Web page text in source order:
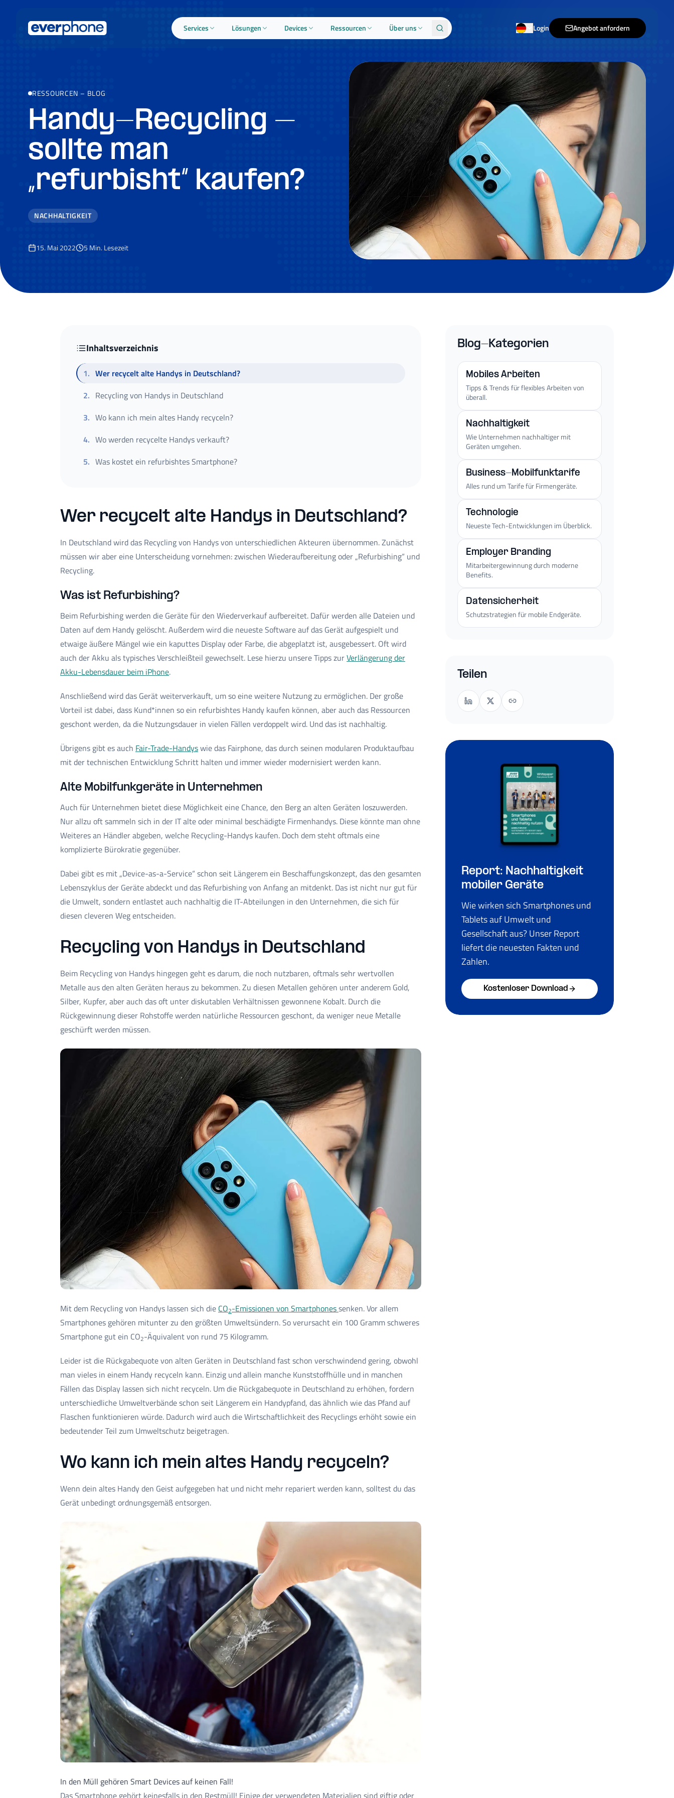
Services Lösungen Devices Ressourcen Über uns Login Angebot anfordern
RESSOURCEN – BLOG
Handy-Recycling –
sollte man
„refurbisht“ kaufen?
NACHHALTIGKEIT
15. Mai 2022 5 Min. Lesezeit
Inhaltsverzeichnis
1. Wer recycelt alte Handys in Deutschland?
2. Recycling von Handys in Deutschland
3. Wo kann ich mein altes Handy recyceln?
4. Wo werden recycelte Handys verkauft?
5. Was kostet ein refurbishtes Smartphone?
Wer recycelt alte Handys in Deutschland?
In Deutschland wird das Recycling von Handys von unterschiedlichen Akteuren übernommen. Zunächst
müssen wir aber eine Unterscheidung vornehmen: zwischen Wiederaufbereitung oder „Refurbishing“ und
Recycling.
Was ist Refurbishing?
Beim Refurbishing werden die Geräte für den Wiederverkauf aufbereitet. Dafür werden alle Dateien und
Daten auf dem Handy gelöscht. Außerdem wird die neueste Software auf das Gerät aufgespielt und
etwaige äußere Mängel wie ein kaputtes Display oder Farbe, die abgeplatzt ist, ausgebessert. Oft wird
auch der Akku als typisches Verschleißteil gewechselt. Lese hierzu unsere Tipps zurVerlängerung der
Akku-Lebensdauer beim iPhone.
Anschließend wird das Gerät weiterverkauft, um so eine weitere Nutzung zu ermöglichen. Der große
Vorteil ist dabei, dass Kund*innen so ein refurbishtes Handy kaufen können, aber auch das Ressourcen
geschont werden, da die Nutzungsdauer in vielen Fällen verdoppelt wird. Und das ist nachhaltig.
Übrigens gibt es auch Fair-Trade-Handyswie das Fairphone, das durch seinen modularen Produktaufbau
mit der technischen Entwicklung Schritt halten und immer wieder modernisiert werden kann.
Alte Mobilfunkgeräte in Unternehmen
Auch für Unternehmen bietet diese Möglichkeit eine Chance, den Berg an alten Geräten loszuwerden.
Nur allzu oft sammeln sich in der IT alte oder minimal beschädigte Firmenhandys. Diese könnte man ohne
Weiteres an Händler abgeben, welche Recycling-Handys kaufen. Doch dem steht oftmals eine
komplizierte Bürokratie gegenüber.
Dabei gibt es mit „Device-as-a-Service“ schon seit Längerem ein Beschaffungskonzept, das den gesamten
Lebenszyklus der Geräte abdeckt und das Refurbishing von Anfang an mitdenkt. Das ist nicht nur gut für
die Umwelt, sondern entlastet auch nachhaltig die IT-Abteilungen in den Unternehmen, die sich für
diesen cleveren Weg entscheiden.
Recycling von Handys in Deutschland
Beim Recycling von Handys hingegen geht es darum, die noch nutzbaren, oftmals sehr wertvollen
Metalle aus den alten Geräten heraus zu bekommen. Zu diesen Metallen gehören unter anderem Gold,
Silber, Kupfer, aber auch das oft unter diskutablen Verhältnissen gewonnene Kobalt. Durch die
Rückgewinnung dieser Rohstoffe werden natürliche Ressourcen geschont, da weniger neue Metalle
geschürft werden müssen.
Mit dem Recycling von Handys lassen sich die CO2-Emissionen von Smartphonessenken. Vor allem
Smartphones gehören mitunter zu den größten Umweltsündern. So verursacht ein 100 Gramm schweres
Smartphone gut ein CO2-Äquivalent von rund 75 Kilogramm.
Leider ist die Rückgabequote von alten Geräten in Deutschland fast schon verschwindend gering, obwohl
man vieles in einem Handy recyceln kann. Einzig und allein manche Kunststoffhülle und in manchen
Fällen das Display lassen sich nicht recyceln. Um die Rückgabequote in Deutschland zu erhöhen, fordern
unterschiedliche Umweltverbände schon seit Längerem ein Handypfand, das ähnlich wie das Pfand auf
Flaschen funktionieren würde. Dadurch wird auch die Wirtschaftlichkeit des Recyclings erhöht sowie ein
bedeutender Teil zum Umweltschutz beigetragen.
Wo kann ich mein altes Handy recyceln?
Wenn dein altes Handy den Geist aufgegeben hat und nicht mehr repariert werden kann, solltest du das
Gerät unbedingt ordnungsgemäß entsorgen.
In den Müll gehören Smart Devices auf keinen Fall!
Blog-Kategorien
Mobiles Arbeiten
Tipps & Trends für flexibles Arbeiten von
überall.
Nachhaltigkeit
Wie Unternehmen nachhaltiger mit
Geräten umgehen.
Business-Mobilfunktarife
Alles rund um Tarife für Firmengeräte.
Technologie
Neueste Tech-Entwicklungen im Überblick.
Employer Branding
Mitarbeitergewinnung durch moderne
Benefits.
Datensicherheit
Schutzstrategien für mobile Endgeräte.
Teilen
Report: Nachhaltigkeit
mobiler Geräte
Wie wirken sich Smartphones und
Tablets auf Umwelt und
Gesellschaft aus? Unser Report
liefert die neuesten Fakten und
Zahlen.
Kostenloser Download